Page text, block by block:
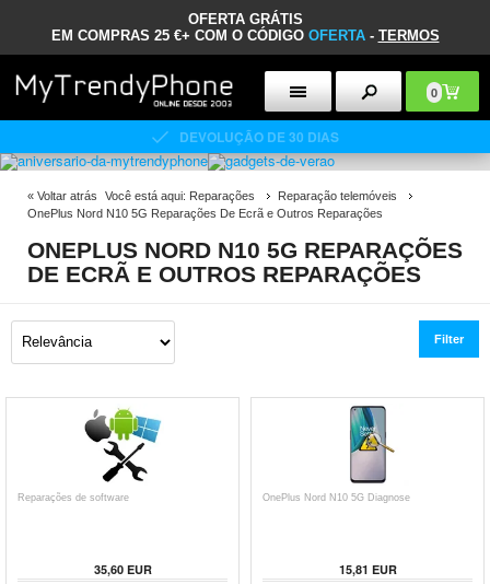
OFERTA GRÁTIS
EM COMPRAS 25 €+ COM O CÓDIGO OFERTA- TERMOS
0
DEVOLUÇÃO DE 30 DIAS
« Voltar atrás Você está aqui: Reparações
Reparação telemóveis
OnePlus Nord N10 5G Reparações De Ecrã e Outros Reparações
ONEPLUS NORD N10 5G REPARAÇÕES
DE ECRÃ E OUTROS REPARAÇÕES
Filter
Reparações de software
35,60EUR
OnePlus Nord N10 5G Diagnose
15,81 EUR